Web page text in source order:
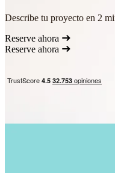
Describe tu proyecto en 2
Reserve ahora
Reserve ahora